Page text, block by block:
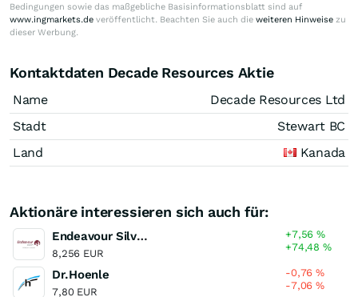
Bedingungen sowie das maßgebliche Basisinformationsblatt sind auf
www.ingmarkets.de veröffentlicht. Beachten Sie auch die weiteren Hinweise zu
dieser Werbung.
Kontaktdaten Decade Resources Aktie
Name
Decade Resources Ltd
Stadt
Stewart BC
Land
Kanada
Aktionäre interessieren sich auch für:
Endeavour Silver
8,256 EUR
+7,56%
+74,48%
Dr.Hoenle
7,80 EUR
-0,76%
-7,06%